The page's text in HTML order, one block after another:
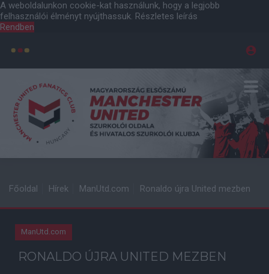
A weboldalunkon cookie-kat használunk, hogy a legjobb
felhasználói élményt nyújthassuk. Részletes leírás
Rendben
Főoldal Hírek ManUtd.com Ronaldo újra United mezben
ManUtd.com
RONALDO ÚJRA UNITED MEZBEN